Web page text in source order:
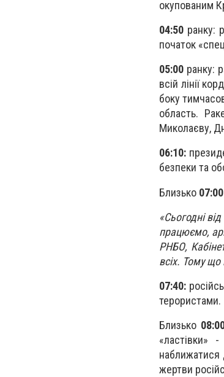
окупованим
04:50 ранку:
початок
05:00 ранку:
всій лінії
боку
область.
Миколаєву,
06:10:
безпеки та
Близько 07:00
«Сьогодні
працюємо,
РНБО,
всіх. Тому що
07:40:
терористами.
Близько
«ластівки»
наближатися
жертви